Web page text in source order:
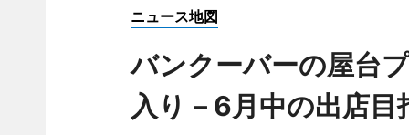
ニュース地図
バンクーバーの屋台
入り－6月中の出店目